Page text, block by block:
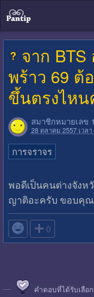
จาก BTS
พร้าว 69 ต้
ขึ้นตรงไหน
สมาชิกหมายเลข
28 ตุลาคม 2557 เวลา
การจราจร
พอดีเป็นคนต่างจังห
ญาติอะครับ ขอบคุ
 0
คำตอบที่ได้รับเลือ